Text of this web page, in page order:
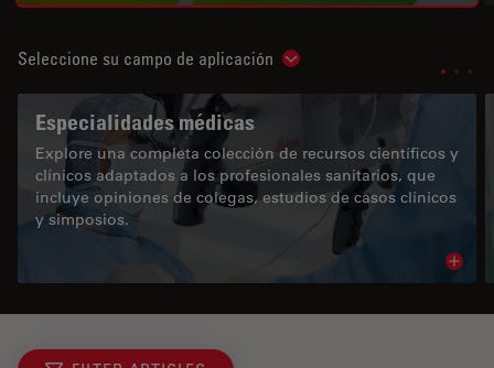
Seleccione su campo de aplicación Show subnavigation
Especialidades médicas
Explore una completa colección de recursos científicos y
clínicos adaptados a los profesionales sanitarios, que
incluye opiniones de colegas, estudios de casos clínicos
y simposios.